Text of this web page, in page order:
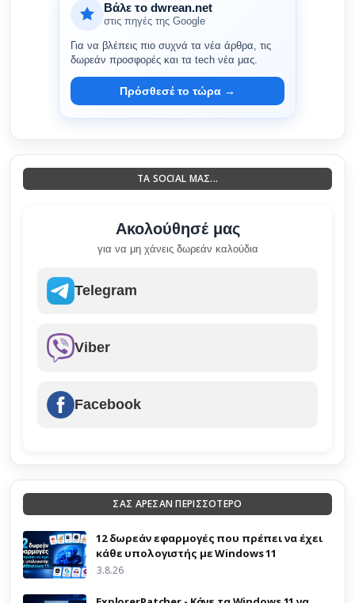
Βάλε το dwrean.net
στις πηγές της Google
Για να βλέπεις πιο συχνά τα νέα άρθρα, τις
δωρεάν προσφορές και τα tech νέα μας.
Πρόσθεσέ το τώρα →
ΤΑ SOCIAL ΜΑΣ...
Ακολούθησέ μας
για να μη χάνεις δωρεάν καλούδια
Telegram
Viber
Facebook
ΣΑΣ ΑΡΕΣΑΝ ΠΕΡΙΣΣΟΤΕΡΟ
12 δωρεάν εφαρμογές που πρέπει να έχει
κάθε υπολογιστής με Windows 11
3.8.26